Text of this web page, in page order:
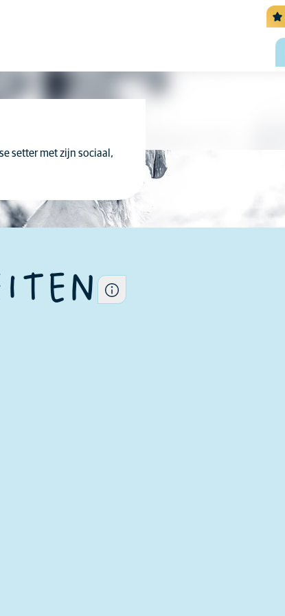
setter met zijn sociaal,
De algemene eigenschappen
verschillen per hond want
elke hond is uniek.